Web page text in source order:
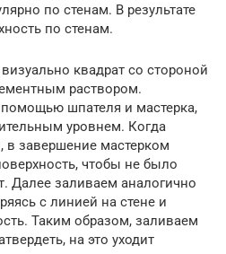
по стенам. В результате
по стенам.
квадрат со стороной
раствором.
шпателя и мастерка,
уровнем. Когда
в завершение мастерком
чтобы не было
Далее заливаем аналогично
с линией на стене и
Таким образом, заливаем
на это уходит